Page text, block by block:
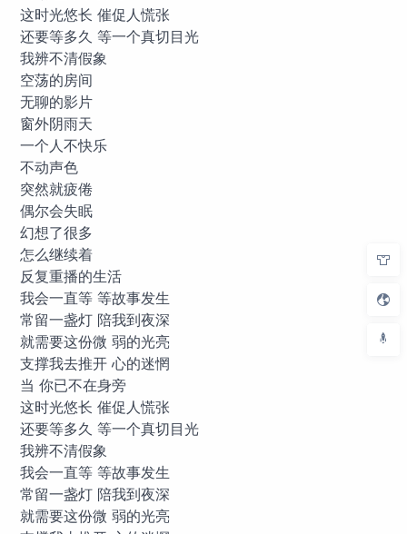
这时光悠长 催促人慌张
还要等多久 等一个真切目光
我辨不清假象
空荡的房间
无聊的影片
窗外阴雨天
一个人不快乐
不动声色
突然就疲倦
偶尔会失眠
幻想了很多
怎么继续着
反复重播的生活
我会一直等 等故事发生
常留一盏灯 陪我到夜深
就需要这份微 弱的光亮
支撑我去推开 心的迷惘
当 你已不在身旁
这时光悠长 催促人慌张
还要等多久 等一个真切目光
我辨不清假象
我会一直等 等故事发生
常留一盏灯 陪我到夜深
就需要这份微 弱的光亮